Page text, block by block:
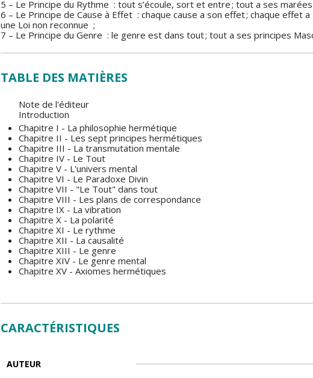
5 – Le Principe du Rythme : tout s’écoule, sort et entre ; tout a ses
6 – Le Principe de Cause à Effet : chaque cause a son effet ; chaque effet
une Loi non reconnue ;
7 – Le Principe du Genre : le genre est dans tout ; tout a ses principes
TABLE DES MATIÈRES
Note de l'éditeur
Introduction
Chapitre I - La philosophie hermétique
Chapitre II - Les sept principes hermétiques
Chapitre III - La transmutation mentale
Chapitre IV - Le Tout
Chapitre V - L'univers mental
Chapitre VI - Le Paradoxe Divin
Chapitre VII - "Le Tout" dans tout
Chapitre VIII - Les plans de correspondance
Chapitre IX - La vibration
Chapitre X - La polarité
Chapitre XI - Le rythme
Chapitre XII - La causalité
Chapitre XIII - Le genre
Chapitre XIV - Le genre mental
Chapitre XV - Axiomes hermétiques
CARACTÉRISTIQUES
AUTEUR